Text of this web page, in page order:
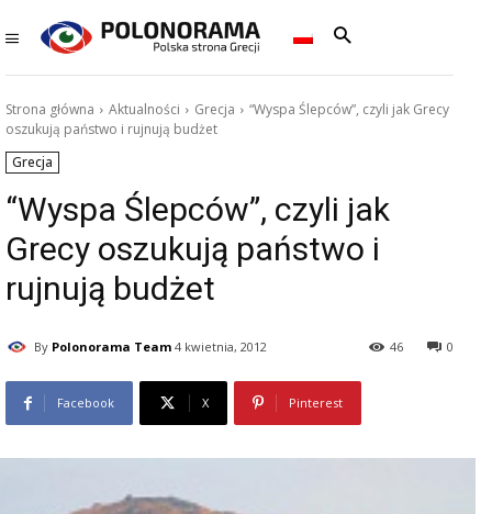
Strona główna Aktualności Grecja
“Wyspa Ślepców”, czyli jak Grecy
oszukują państwo i rujnują budżet
Grecja
“Wyspa Ślepców”, czyli jak
Grecy oszukują państwo i
rujnują budżet
By Polonorama Team 4 kwietnia, 2012 0
46
Facebook X Pinterest